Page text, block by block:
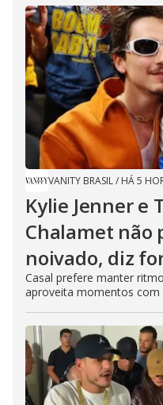
VANITY BRASIL/ HÁ 5
Kylie Jenner e
Chalamet não
noivado, diz
Casal prefere manter
aproveita momentos com